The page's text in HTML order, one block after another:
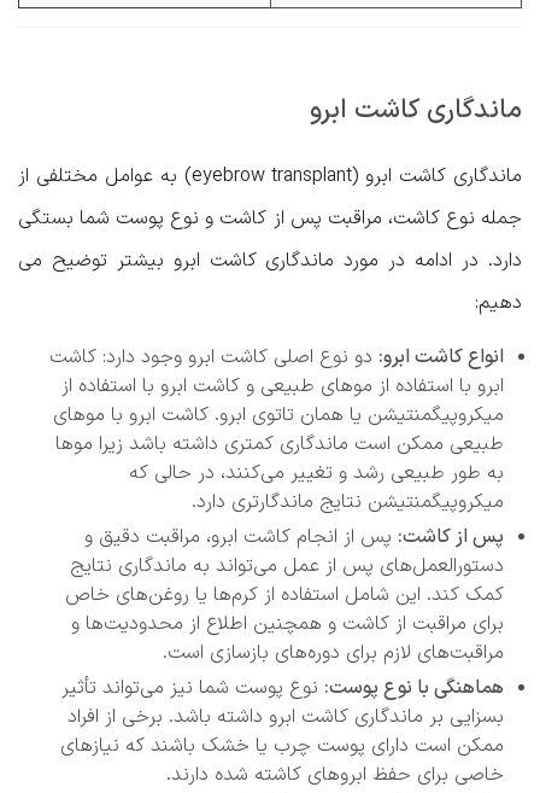
ماندگاری کاشت ابرو
ماندگاری کاشت ابرو (eyebrow transplant) به عوامل مختلفی از
جمله نوع کاشت، مراقبت پس از کاشت و نوع پوست شما بستگی
دارد. در ادامه در مورد ماندگاری کاشت ابرو بیشتر توضیح می
دهیم:
انواع کاشت ابرو: دو نوع اصلی کاشت ابرو وجود دارد: کاشت
ابرو با استفاده از موهای طبیعی و کاشت ابرو با استفاده از
میکروپیگمنتیشن یا همان تاتوی ابرو. کاشت ابرو با موهای
طبیعی ممکن است ماندگاری کمتری داشته باشد زیرا موها
به طور طبیعی رشد و تغییر می‌کنند، در حالی که
میکروپیگمنتیشن نتایج ماندگارتری دارد.
پس از کاشت: پس از انجام کاشت ابرو، مراقبت دقیق و
دستورالعمل‌های پس از عمل می‌تواند به ماندگاری نتایج
کمک کند. این شامل استفاده از کرم‌ها یا روغن‌های خاص
برای مراقبت از کاشت و همچنین اطلاع از محدودیت‌ها و
مراقبت‌های لازم برای دوره‌های بازسازی است.
هماهنگی با نوع پوست: نوع پوست شما نیز می‌تواند تأثیر
بسزایی بر ماندگاری کاشت ابرو داشته باشد. برخی از افراد
ممکن است دارای پوست چرب یا خشک باشند که نیازهای
خاصی برای حفظ ابرو‌های کاشته شده دارند.